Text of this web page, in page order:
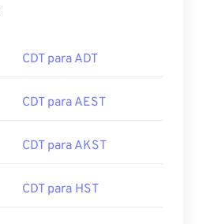
CDT para ADT
CDT para AEST
CDT para AKST
CDT para HST